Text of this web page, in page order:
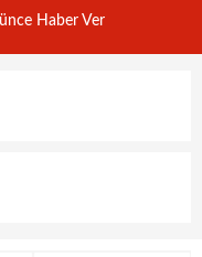
Haber Ver